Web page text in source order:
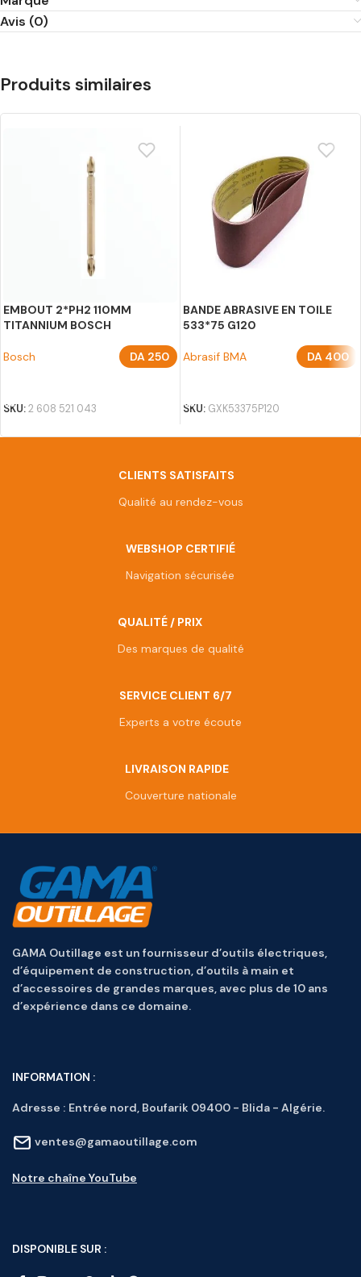
Avis (0)
Produits similaires
EMBOUT 2*PH2 110MM
TITANNIUM BOSCH
Bosch DA 250
SKU:2 608 521 043
BANDE ABRASIVE EN TOILE
533*75 G120
Abrasif BMA DA 400
SKU: GXK53375P120
CLIENTS SATISFAITS
Qualité au rendez-vous
WEBSHOP CERTIFIÉ
Navigation sécurisée
QUALITÉ / PRIX
Des marques de qualité
SERVICE CLIENT 6/7
Experts a votre écoute
LIVRAISON RAPIDE
Couverture nationale
GAMA Outillage est un fournisseur d’outils électriques,
d’équipement de construction, d’outils à main et
d’accessoires de grandes marques, avec plus de 10 ans
d’expérience dans ce domaine.
INFORMATION :
Adresse : Entrée nord, Boufarik 09400 - Blida - Algérie.
ventes@gamaoutillage.com
Notre chaîne YouTube
DISPONIBLE SUR :